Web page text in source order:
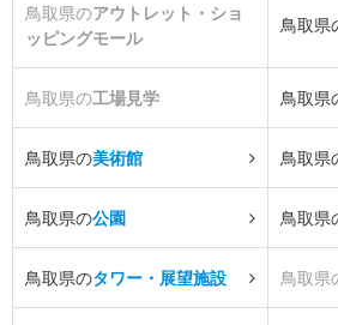
鳥取県のアウトレット・ショ
ッピングモール
鳥取県
鳥取県の工場見学 鳥取県
鳥取県の美術館 鳥取県
鳥取県の公園 鳥取県
鳥取県のタワー・展望施設 鳥取県